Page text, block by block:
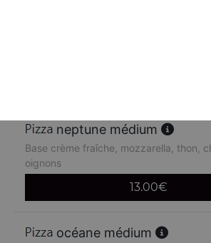
neptune médium
Base crème fraîche, mozzarella, thon,
oignons
13.00€
océane médium